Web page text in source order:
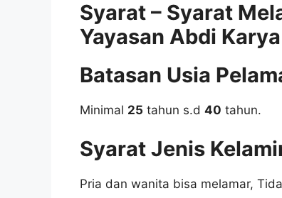
Syarat – Syarat
Yayasan Abdi Karya
Batasan Usia
Minimal 25 tahun s.d 40 tahun.
Syarat Jenis
Pria dan wanita bisa melamar,